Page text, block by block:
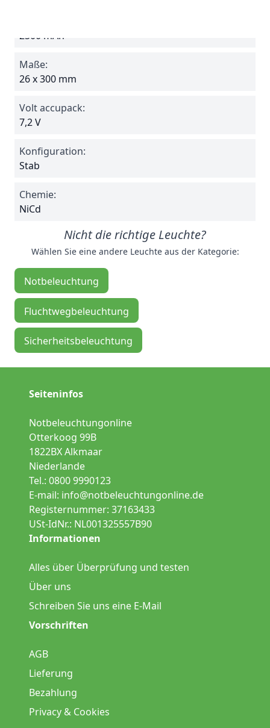
2500 mAh
Maße:
26 x 300 mm
Volt accupack:
7,2 V
Konfiguration:
Stab
Chemie:
NiCd
Nicht die richtige Leuchte?
Wählen Sie eine andere Leuchte aus der Kategorie:
Notbeleuchtung
Fluchtwegbeleuchtung
Sicherheitsbeleuchtung
Seiteninfos
Notbeleuchtungonline
Otterkoog 99B
1822BX Alkmaar
Niederlande
Tel.: 0800 9990123
E-mail: info@notbeleuchtungonline.de
Registernummer: 37163433
USt-IdNr.: NL001325557B90
Informationen
Alles über Überprüfung und testen
Über uns
Schreiben Sie uns eine E-Mail
Vorschriften
AGB
Lieferung
Bezahlung
Privacy & Cookies